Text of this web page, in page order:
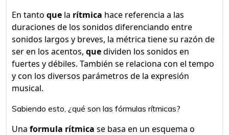
En tanto que la rítmica hace referencia a las
duraciones de los sonidos diferenciando entre
sonidos largos y breves, la métrica tiene su razón de
ser en los acentos, quedividen los sonidos en
fuertes y débiles. También se relaciona con el tempo
y con los diversos parámetros de la expresión
musical.
Sabiendo esto, ¿qué son las fórmulas rítmicas?
Una formula rítmica se basa en un esquema o